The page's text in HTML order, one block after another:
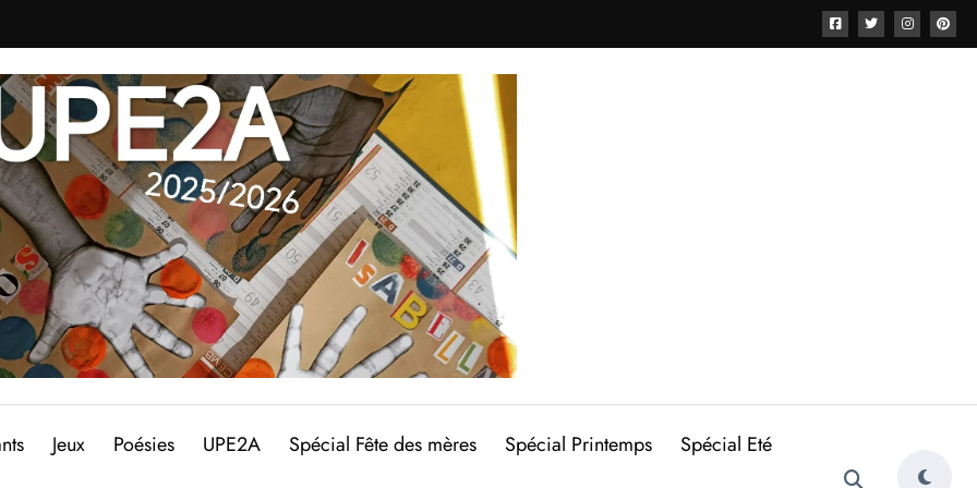
Jeux Poésies UPE2A Spécial Fête des mères Spécial Printemps Spécial Eté